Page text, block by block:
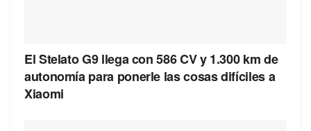
El Stelato G9 llega con 586 CV y 1.300 km de
autonomía para ponerle las cosas difíciles a
Xiaomi